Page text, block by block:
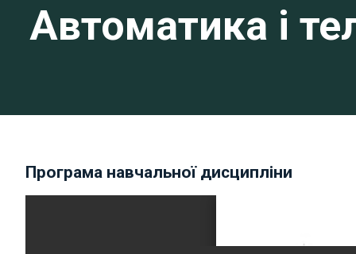
Автоматика і
Програма навчальної дисципліни